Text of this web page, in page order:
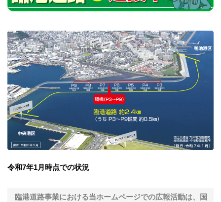
令和7年1月時点での状況
臨港道路事業における当ホームページでの広報活動は、国